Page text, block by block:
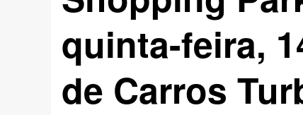
quinta-feira,
de Carros